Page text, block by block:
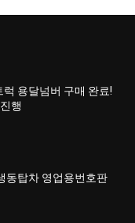
용달넘버 구매 완료!
행
동탑차 영업용번호판